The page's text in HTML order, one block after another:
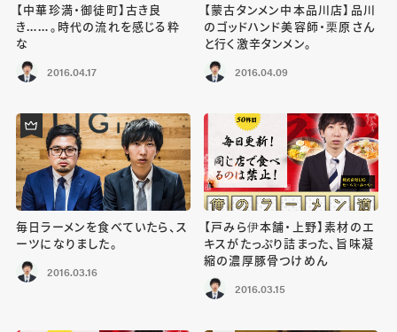
【中華珍満・御徒町】古き良
き……。時代の流れを感じる粋
な
2016.04.17
【蒙古タンメン中本品川店】品川
のゴッドハンド美容師・栗原さん
と行く激辛タンメン。
2016.04.09
毎日ラーメンを食べていたら、ス
ーツになりました。
2016.03.16
【戸みら伊本舗・上野】素材のエ
キスがたっぷり詰まった、旨味凝
縮の濃厚豚骨つけめん
2016.03.15